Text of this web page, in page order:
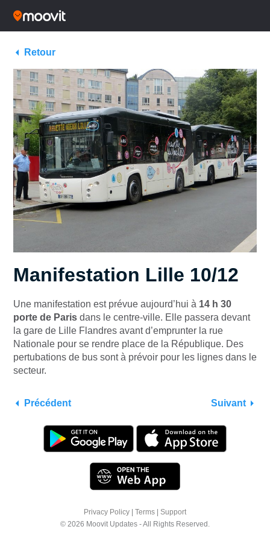
Retour
Manifestation Lille 10/12
Une manifestation est prévue aujourd’hui à 14 h 30
porte de Paris dans le centre-ville. Elle passera devant
la gare de Lille Flandres avant d’emprunter la rue
Nationale pour se rendre place de la République. Des
pertubations de bus sont à prévoir pour les lignes dans le
secteur.
Précédent Suivant
Privacy Policy Terms
Support
© 2026 Moovit Updates - All Rights Reserved.